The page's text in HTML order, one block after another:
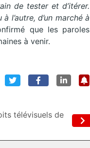
de tester et d’itérer.
l’autre, d’un marché à
que les paroles
à venir.
télévisuels de